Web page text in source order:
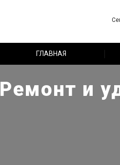
ГЛАВНАЯ
Ремонт и